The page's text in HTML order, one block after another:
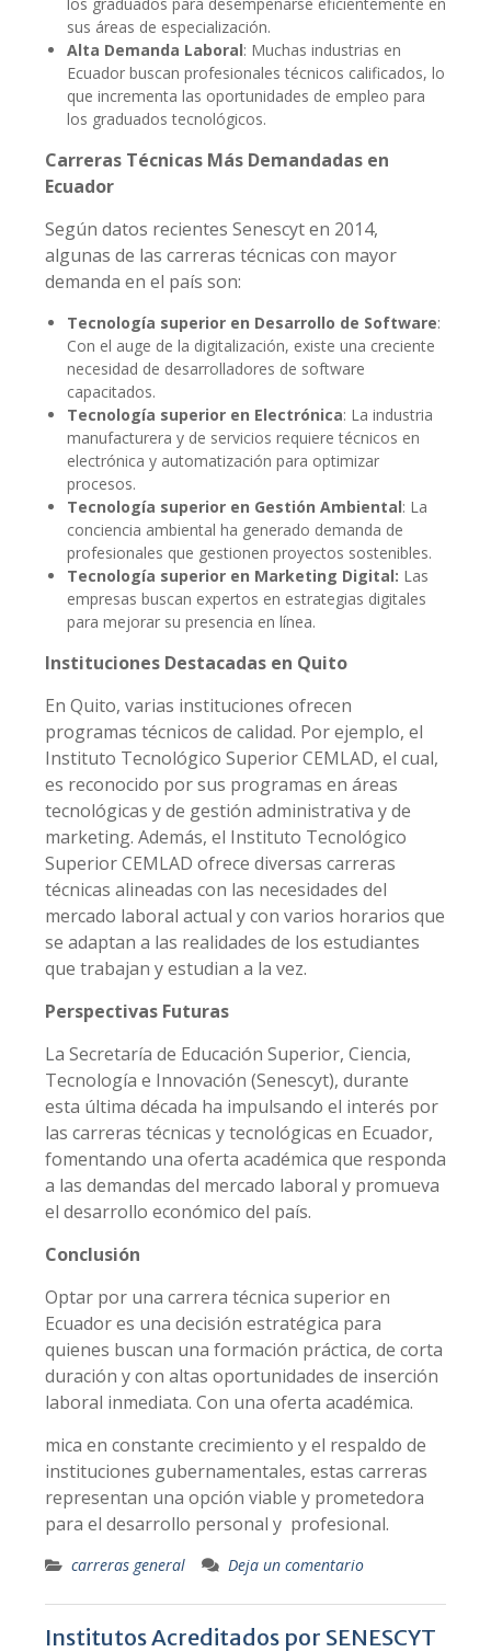
sus áreas de especialización.
Alta Demanda Laboral: Muchas industrias en
Ecuador buscan profesionales técnicos calificados, lo
que incrementa las oportunidades de empleo para
los graduados tecnológicos.
Carreras Técnicas Más Demandadas en
Ecuador
Según datos recientes Senescyt en 2014,
algunas de las carreras técnicas con mayor
demanda en el país son:
Tecnología superior en Desarrollo de Software:
Con el auge de la digitalización, existe una creciente
necesidad de desarrolladores de software
capacitados.
Tecnología superior en Electrónica: La industria
manufacturera y de servicios requiere técnicos en
electrónica y automatización para optimizar
procesos.
Tecnología superior en Gestión Ambiental: La
conciencia ambiental ha generado demanda de
profesionales que gestionen proyectos sostenibles.
Tecnología superior en Marketing Digital: Las
empresas buscan expertos en estrategias digitales
para mejorar su presencia en línea.
Instituciones Destacadas en Quito
En Quito, varias instituciones ofrecen
programas técnicos de calidad. Por ejemplo, el
Instituto Tecnológico Superior CEMLAD, el cual,
es reconocido por sus programas en áreas
tecnológicas y de gestión administrativa y de
marketing. Además, el Instituto Tecnológico
Superior CEMLAD ofrece diversas carreras
técnicas alineadas con las necesidades del
mercado laboral actual y con varios horarios que
se adaptan a las realidades de los estudiantes
que trabajan y estudian a la vez.
Perspectivas Futuras
La Secretaría de Educación Superior, Ciencia,
Tecnología e Innovación (Senescyt), durante
esta última década ha impulsando el interés por
las carreras técnicas y tecnológicas en Ecuador,
fomentando una oferta académica que responda
a las demandas del mercado laboral y promueva
el desarrollo económico del país.
Conclusión
Optar por una carrera técnica superior en
Ecuador es una decisión estratégica para
quienes buscan una formación práctica, de corta
duración y con altas oportunidades de inserción
laboral inmediata. Con una oferta académica.
mica en constante crecimiento y el respaldo de
instituciones gubernamentales, estas carreras
representan una opción viable y prometedora
para el desarrollo personal y profesional.
carreras general Deja un comentario
Institutos Acreditados por SENESCYT